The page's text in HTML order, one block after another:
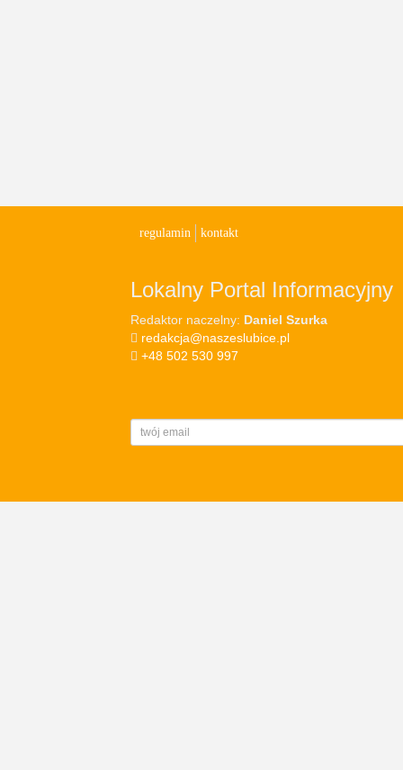
regulamin kontakt
Lokalny Portal Informacyjny
Redaktor naczelny: Daniel Szurka
redakcja@naszeslubice.pl
+48 502 530 997